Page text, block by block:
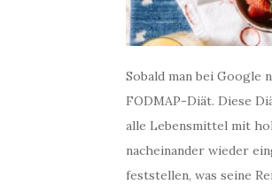
Sobald man bei Google
FODMAP-Diät. Diese
alle Lebensmittel mit
nacheinander wieder
feststellen, was seine